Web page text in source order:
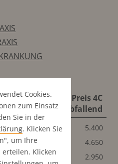
Format
abfallend
Preis 4C
abfallend
210x297 mm
5.400
210x297 mm
4.650
210x140 mm
2.950
Cookies.
zum Einsatz
Sie in der
. Klicken Sie
um Ihre
Klicken